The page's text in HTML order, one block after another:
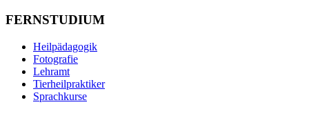
FERNSTUDIUM
Heilpädagogik
Fotografie
Lehramt
Tierheilpraktiker
Sprachkurse